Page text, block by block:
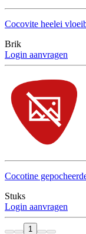
Cocovite heelei
Brik
Login aanvragen
Cocotine
Stuks
Login aanvragen
1